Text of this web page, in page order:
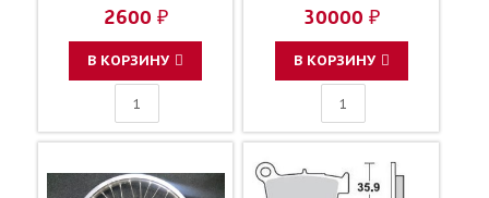
2600 ₽
В КОРЗИНУ
30000 ₽
В КОРЗИНУ